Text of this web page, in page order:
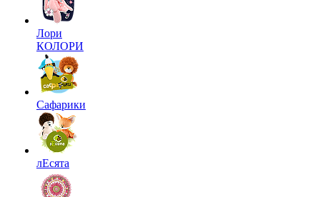
Лори
КОЛОРИ
Сафарики
лЕсята